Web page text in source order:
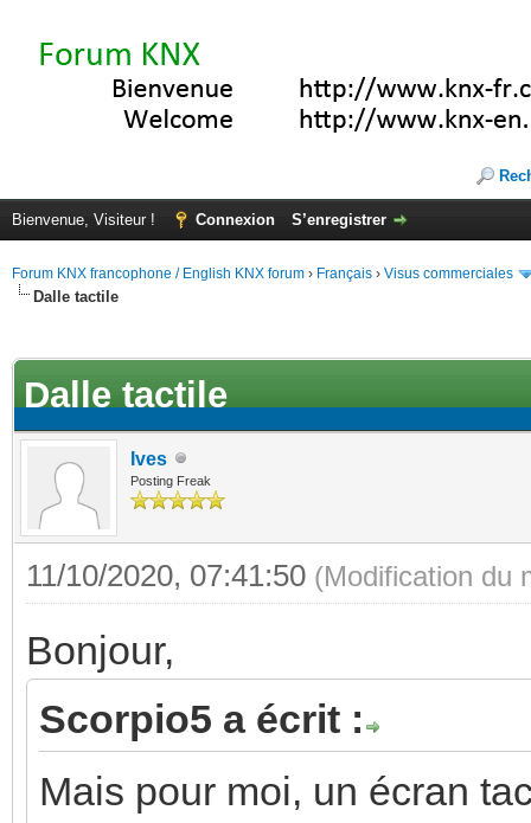
Bienvenue, Visiteur ! Connexion S’enregistrer
Forum KNX francophone / English KNX forum › Français › Visus commerciales
Dalle tactile
Dalle tactile
Ives
Posting Freak
11/10/2020, 07:41:50 (Modification du
Bonjour,
Scorpio5 a écrit :
Mais pour moi, un écran